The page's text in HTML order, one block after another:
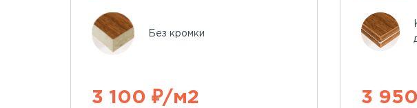
Без кромки
3 100 ₽/м2 3